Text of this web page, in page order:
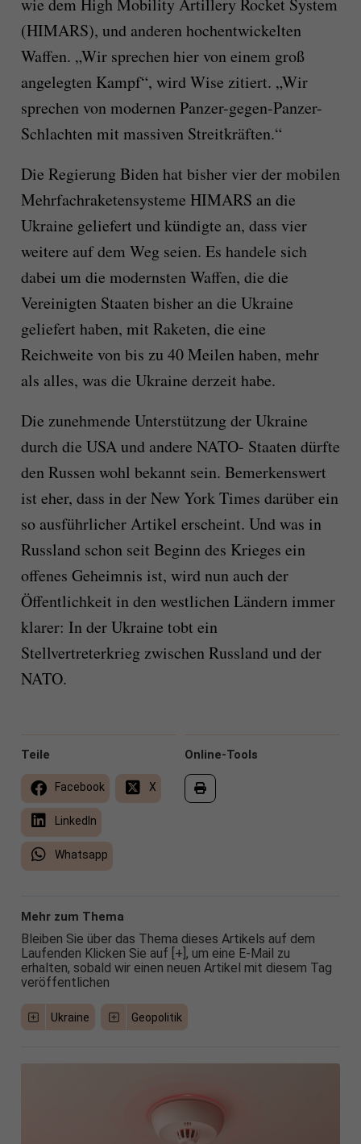
wie dem High Mobility Artillery Rocket System
(HIMARS), und anderen hochentwickelten
Waffen. „Wir sprechen hier von einem groß
angelegten Kampf“, wird Wise zitiert. „Wir
sprechen von modernen Panzer-gegen-Panzer-
Schlachten mit massiven Streitkräften.“
Die Regierung Biden hat bisher vier der mobilen
Mehrfachraketensysteme HIMARS an die
Ukraine geliefert und kündigte an, dass vier
weitere auf dem Weg seien. Es handele sich
dabei um die modernsten Waffen, die die
Vereinigten Staaten bisher an die Ukraine
geliefert haben, mit Raketen, die eine
Reichweite von bis zu 40 Meilen haben, mehr
als alles, was die Ukraine derzeit habe.
Die zunehmende Unterstützung der Ukraine
durch die USA und andere NATO- Staaten dürfte
den Russen wohl bekannt sein. Bemerkenswert
ist eher, dass in der New York Times darüber ein
so ausführlicher Artikel erscheint. Und was in
Russland schon seit Beginn des Krieges ein
offenes Geheimnis ist, wird nun auch der
Öffentlichkeit in den westlichen Ländern immer
klarer: In der Ukraine tobt ein
Stellvertreterkrieg zwischen Russland und der
NATO.
Online-Tools
Teile
Facebook X
LinkedIn
Whatsapp
Mehr zum Thema
Bleiben Sie über das Thema dieses Artikels auf dem
Laufenden Klicken Sie auf [+], um eine E-Mail zu
erhalten, sobald wir einen neuen Artikel mit diesem Tag
veröffentlichen
Ukraine Geopolitik